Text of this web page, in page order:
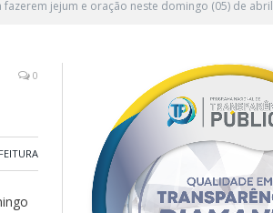
jejum e oração neste domingo (05) de abril
0